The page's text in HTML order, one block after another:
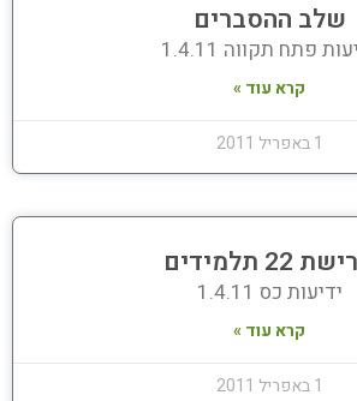
שלב ההסברים
פתח תקווה 1.4.11
קרא עוד »
1 באפריל 2011
22 תלמידים
ידיעות כס 1.4.11
קרא עוד »
1 באפריל 2011